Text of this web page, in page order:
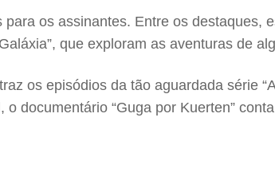
os assinantes. Entre os destaques,
que exploram as aventuras de
os episódios da tão aguardada série
documentário “Guga por Kuerten”